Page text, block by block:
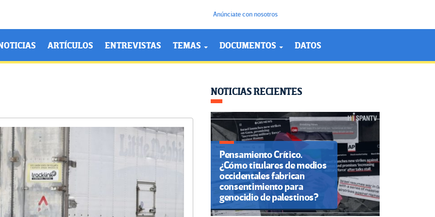
Anúnciate con nosotros
ARTÍCULOS ENTREVISTAS TEMAS DOCUMENTOS DATOS
NOTICIAS RECIENTES
Pensamiento Crítico.
¿Cómo titulares de medios
occidentales fabrican
consentimiento para
genocidio de palestinos?